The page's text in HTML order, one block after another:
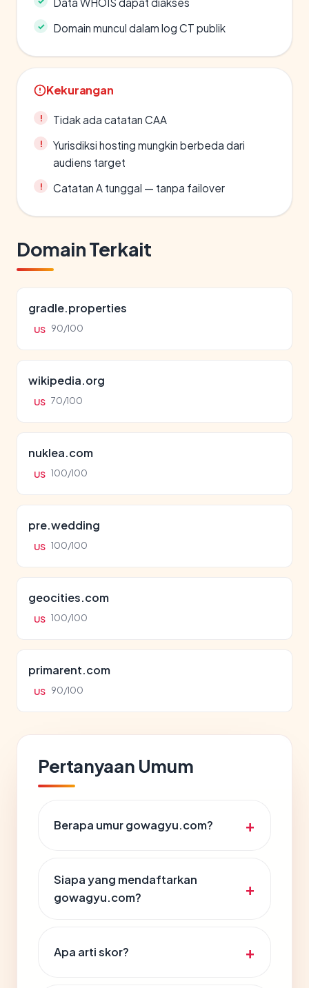
Domain muncul dalam log CT publik
Kekurangan
Tidak ada catatan CAA
Yurisdiksi hosting mungkin berbeda dari
audiens target
Catatan A tunggal — tanpa failover
Domain Terkait
gradle.properties
US 90/100
wikipedia.org
US 70/100
nuklea.com
US 100/100
pre.wedding
US 100/100
geocities.com
US 100/100
primarent.com
US 90/100
Pertanyaan Umum
Berapa umur gowagyu.com?
Siapa yang mendaftarkan
gowagyu.com?
Apa arti skor?